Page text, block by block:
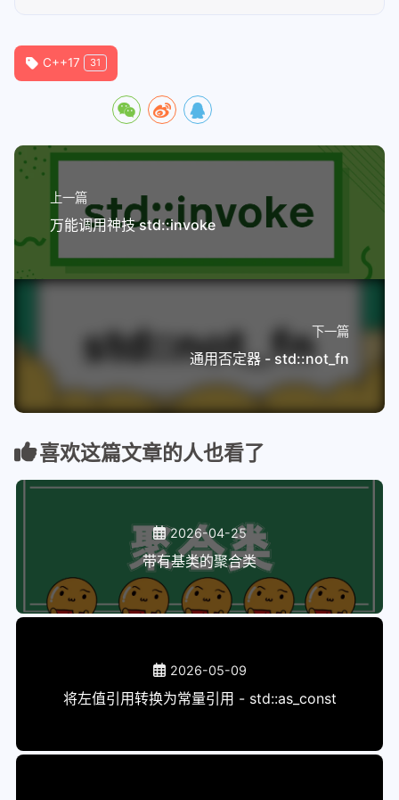
C++17 31
上一篇
万能调用神技 std::invoke
下一篇
通用否定器 - std::not_fn
喜欢这篇文章的人也看了
2026-04-25
带有基类的聚合类
2026-05-09
将左值引用转换为常量引用 - std::as_const